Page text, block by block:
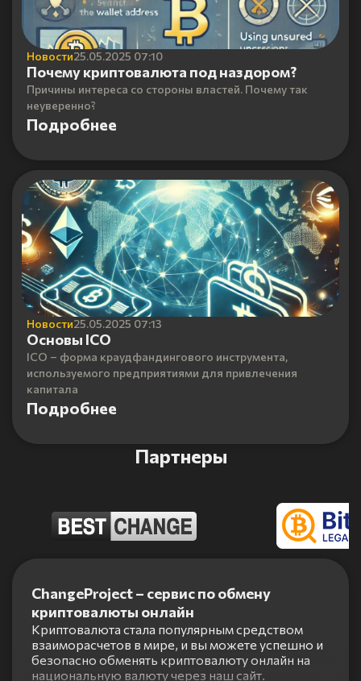
Новости25.05.2025 07:10
Почему криптовалюта под наздором?
Причины интереса со стороны властей. Почему так
неуверенно?
Подробнее
Новости25.05.2025 07:13
Основы ICO
ICO – форма краудфандингового инструмента,
используемого предприятиями для привлечения
капитала
Подробнее
Партнеры
ChangeProject – сервис по обмену
криптовалюты онлайн
Криптовалюта стала популярным средством
взаиморасчетов в мире, и вы можете успешно и
безопасно обменять криптовалюту онлайн на
национальную валюту через наш сайт.